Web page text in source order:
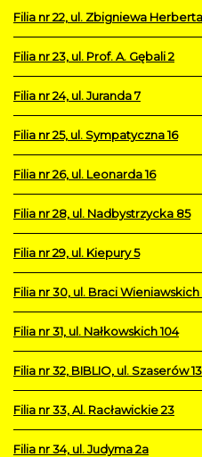
Filia nr 22, ul. Zbigniewa Herberta
Filia nr 23, ul. Prof. A. Gębali 2
Filia nr 24, ul. Juranda 7
Filia nr 25, ul. Sympatyczna 16
Filia nr 26, ul. Leonarda 16
Filia nr 28, ul. Nadbystrzycka 85
Filia nr 29, ul. Kiepury 5
Filia nr 30, ul. Braci Wieniawskich
Filia nr 31, ul. Nałkowskich 104
Filia nr 32, BIBLIO, ul. Szaserów
Filia nr 33, Al. Racławickie 23
Filia nr 34, ul. Judyma 2a